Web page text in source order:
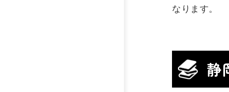
なります。
静